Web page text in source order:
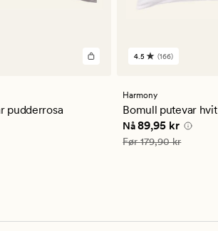
pudderrosa
166
en
gjennomsnittlig
vurdering
på
4.5
4.5 (166)
Harmony
Bomull putevar hvit
Nåværende pris
Nå 89,95 kr
Vanlig pris 179,90 kr
Før179,90 kr